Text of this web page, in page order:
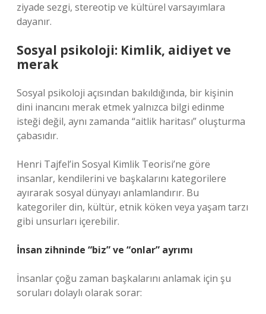
ziyade sezgi, stereotip ve kültürel varsayımlara
dayanır.
Sosyal psikoloji: Kimlik, aidiyet ve
merak
Sosyal psikoloji açısından bakıldığında, bir kişinin
dini inancını merak etmek yalnızca bilgi edinme
isteği değil, aynı zamanda “aitlik haritası” oluşturma
çabasıdır.
Henri Tajfel’in Sosyal Kimlik Teorisi’ne göre
insanlar, kendilerini ve başkalarını kategorilere
ayırarak sosyal dünyayı anlamlandırır. Bu
kategoriler din, kültür, etnik köken veya yaşam tarzı
gibi unsurları içerebilir.
İnsan zihninde “biz” ve “onlar” ayrımı
İnsanlar çoğu zaman başkalarını anlamak için şu
soruları dolaylı olarak sorar: